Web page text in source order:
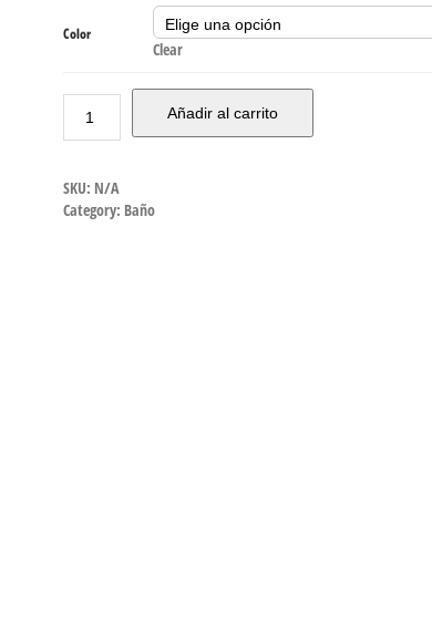
Color
Clear
Añadir al carrito
SKU: N/A
Category: Baño